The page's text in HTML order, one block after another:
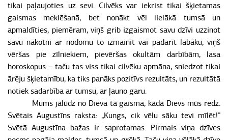
tikai paļaujoties uz sevi. Cilvēks var iekrist tikai šķietamas
gaismas meklēšanā, bet nonākt vēl lielākā tumsā un
apmaldīties, piemēram, viņš grib izgaismot savu dzīvi uzzinot
savu nākotni ar nodomu to izmainīt vai padarīt labāku, viņš
vēršas pie zīlniekiem, pievēršas okultām darbībām, lasa
horoskopus – taču tas viss tikai cilvēku apmāna, sniedzot tikai
ārēju šķietamību, ka tiks panāks pozitīvs rezultāts, un rezultātā
notiek sadarbība ar tumsu, ar ļauno garu.
Mums jālūdz no Dieva tā gaisma, kādā Dievs mūs redz.
Svētais Augustīns raksta: „Kungs, cik vēlu sāku tevi mīlēt!”
Svētā Augustīna bažas ir saprotamas. Pirmais viņa dzīves